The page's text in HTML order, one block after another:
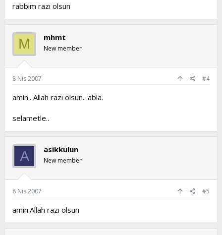
rabbim razı olsun
M mhmt
New member
8 Nis 2007 #4
amin.. Allah razı olsun.. abla.
selametle..
A asikkulun
New member
8 Nis 2007 #5
amin.Allah razı olsun